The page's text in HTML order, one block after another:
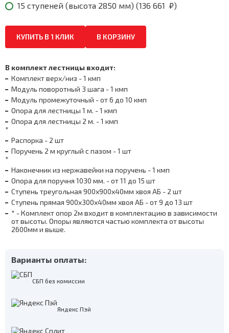
15 ступеней (высота 2850 мм) (136 661 ₽)
КУПИТЬ В 1 КЛИК В КОРЗИНУ
В комплект лестницы входит:
Комплект верх/низ - 1 кмп
Модуль поворотный 3 шага - 1 кмп
Модуль промежуточный - от 6 до 10 кмп
Опора для лестницы 1 м. - 1 кмп
Опора для лестницы 2 м. - 1 кмп
*
Распорка - 2 шт
Поручень 2 м круглый с пазом - 1 шт
*
Наконечник из нержавейки на поручень - 1 кмп
Опора для поручня 1030 мм. - от 11 до 15 шт
Ступень треугольная 900х900х40мм хвоя АБ - 2 шт
Ступень прямая 900х300х40мм хвоя АБ - от 9 до 13 шт
* - Комплект опор 2м входит в комплектацию в зависимости
от высоты. Опоры являются частью комплекта от высоты
2600мм и выше.
Варианты оплаты:
СБП без комиссии
Яндекс Пэй